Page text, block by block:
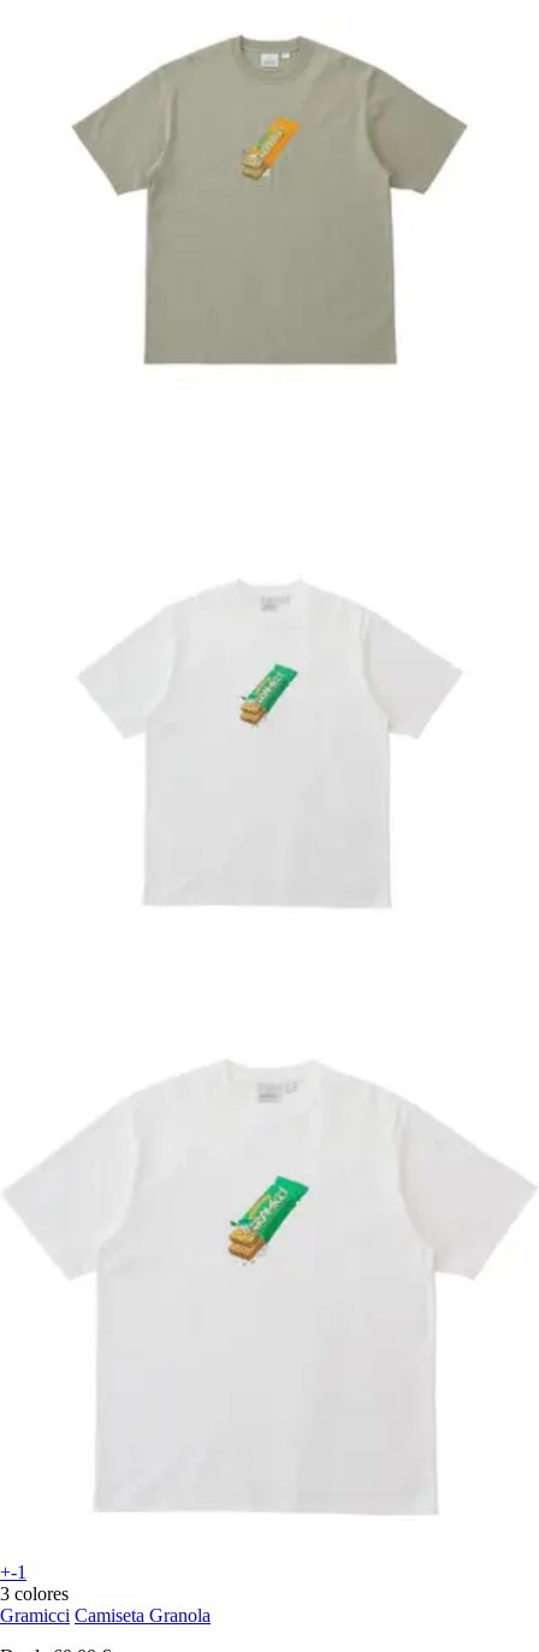
+-1
3 colores
Gramicci Camiseta Granola